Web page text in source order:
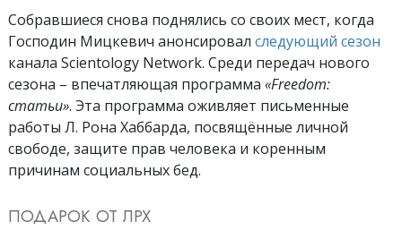
Собравшиеся снова поднялись со своих мест, когда
Господин Мицкевич анонсировал следующий сезон
канала Scientology Network. Среди передач нового
сезона – впечатляющая программа «Freedom:
статьи». Эта программа оживляет письменные
работы Л. Рона Хаббарда, посвящённые личной
свободе, защите прав человека и коренным
причинам социальных бед.
ПОДАРОК ОТ ЛРХ